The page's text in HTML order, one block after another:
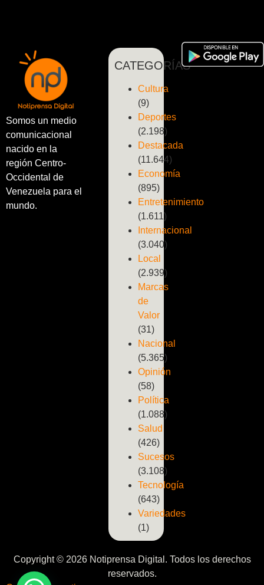
Somos un medio
comunicacional
nacido en la
región Centro-
Occidental de
Venezuela para el
mundo.
CATEGORÍAS
Cultura
(9)
Deportes
(2.198)
Destacada
(11.644)
Economía
(895)
Entretenimiento
(1.611)
Internacional
(3.040)
Local
(2.939)
Marcas
de
Valor
(31)
Nacional
(5.365)
Opinión
(58)
Política
(1.088)
Salud
(426)
Sucesos
(3.108)
Tecnología
(643)
Variedades
(1)
Copyright © 2026 Notiprensa Digital. Todos los derechos
reservados.